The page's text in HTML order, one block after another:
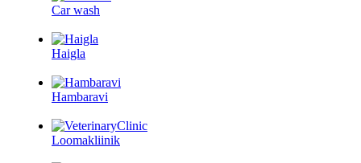
Car wash
Haigla
Hambaravi
Loomakliinik